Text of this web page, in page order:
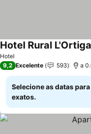
Hotel
Hotel Rural
9,2 Excelente 593 a
Selecione as datas
exatos.